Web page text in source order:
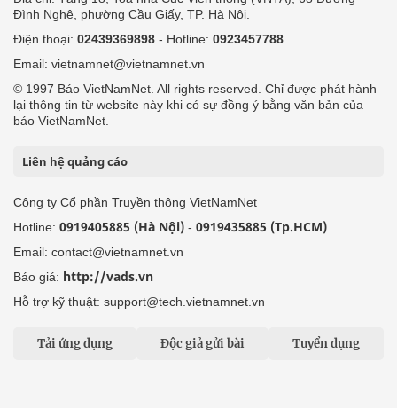
Đình Nghệ, phường Cầu Giấy, TP. Hà Nội.
Điện thoại: 02439369898 - Hotline: 0923457788
Email: vietnamnet@vietnamnet.vn
© 1997 Báo VietNamNet. All rights reserved. Chỉ được phát hành
lại thông tin từ website này khi có sự đồng ý bằng văn bản của
báo VietNamNet.
Liên hệ quảng cáo
Công ty Cổ phần Truyền thông VietNamNet
Hotline: 0919405885 (Hà Nội) - 0919435885 (Tp.HCM)
Email: contact@vietnamnet.vn
Báo giá: http://vads.vn
Hỗ trợ kỹ thuật: support@tech.vietnamnet.vn
Tải ứng dụng Độc giả gửi bài Tuyển dụng